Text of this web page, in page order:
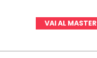
VAI AL MASTER